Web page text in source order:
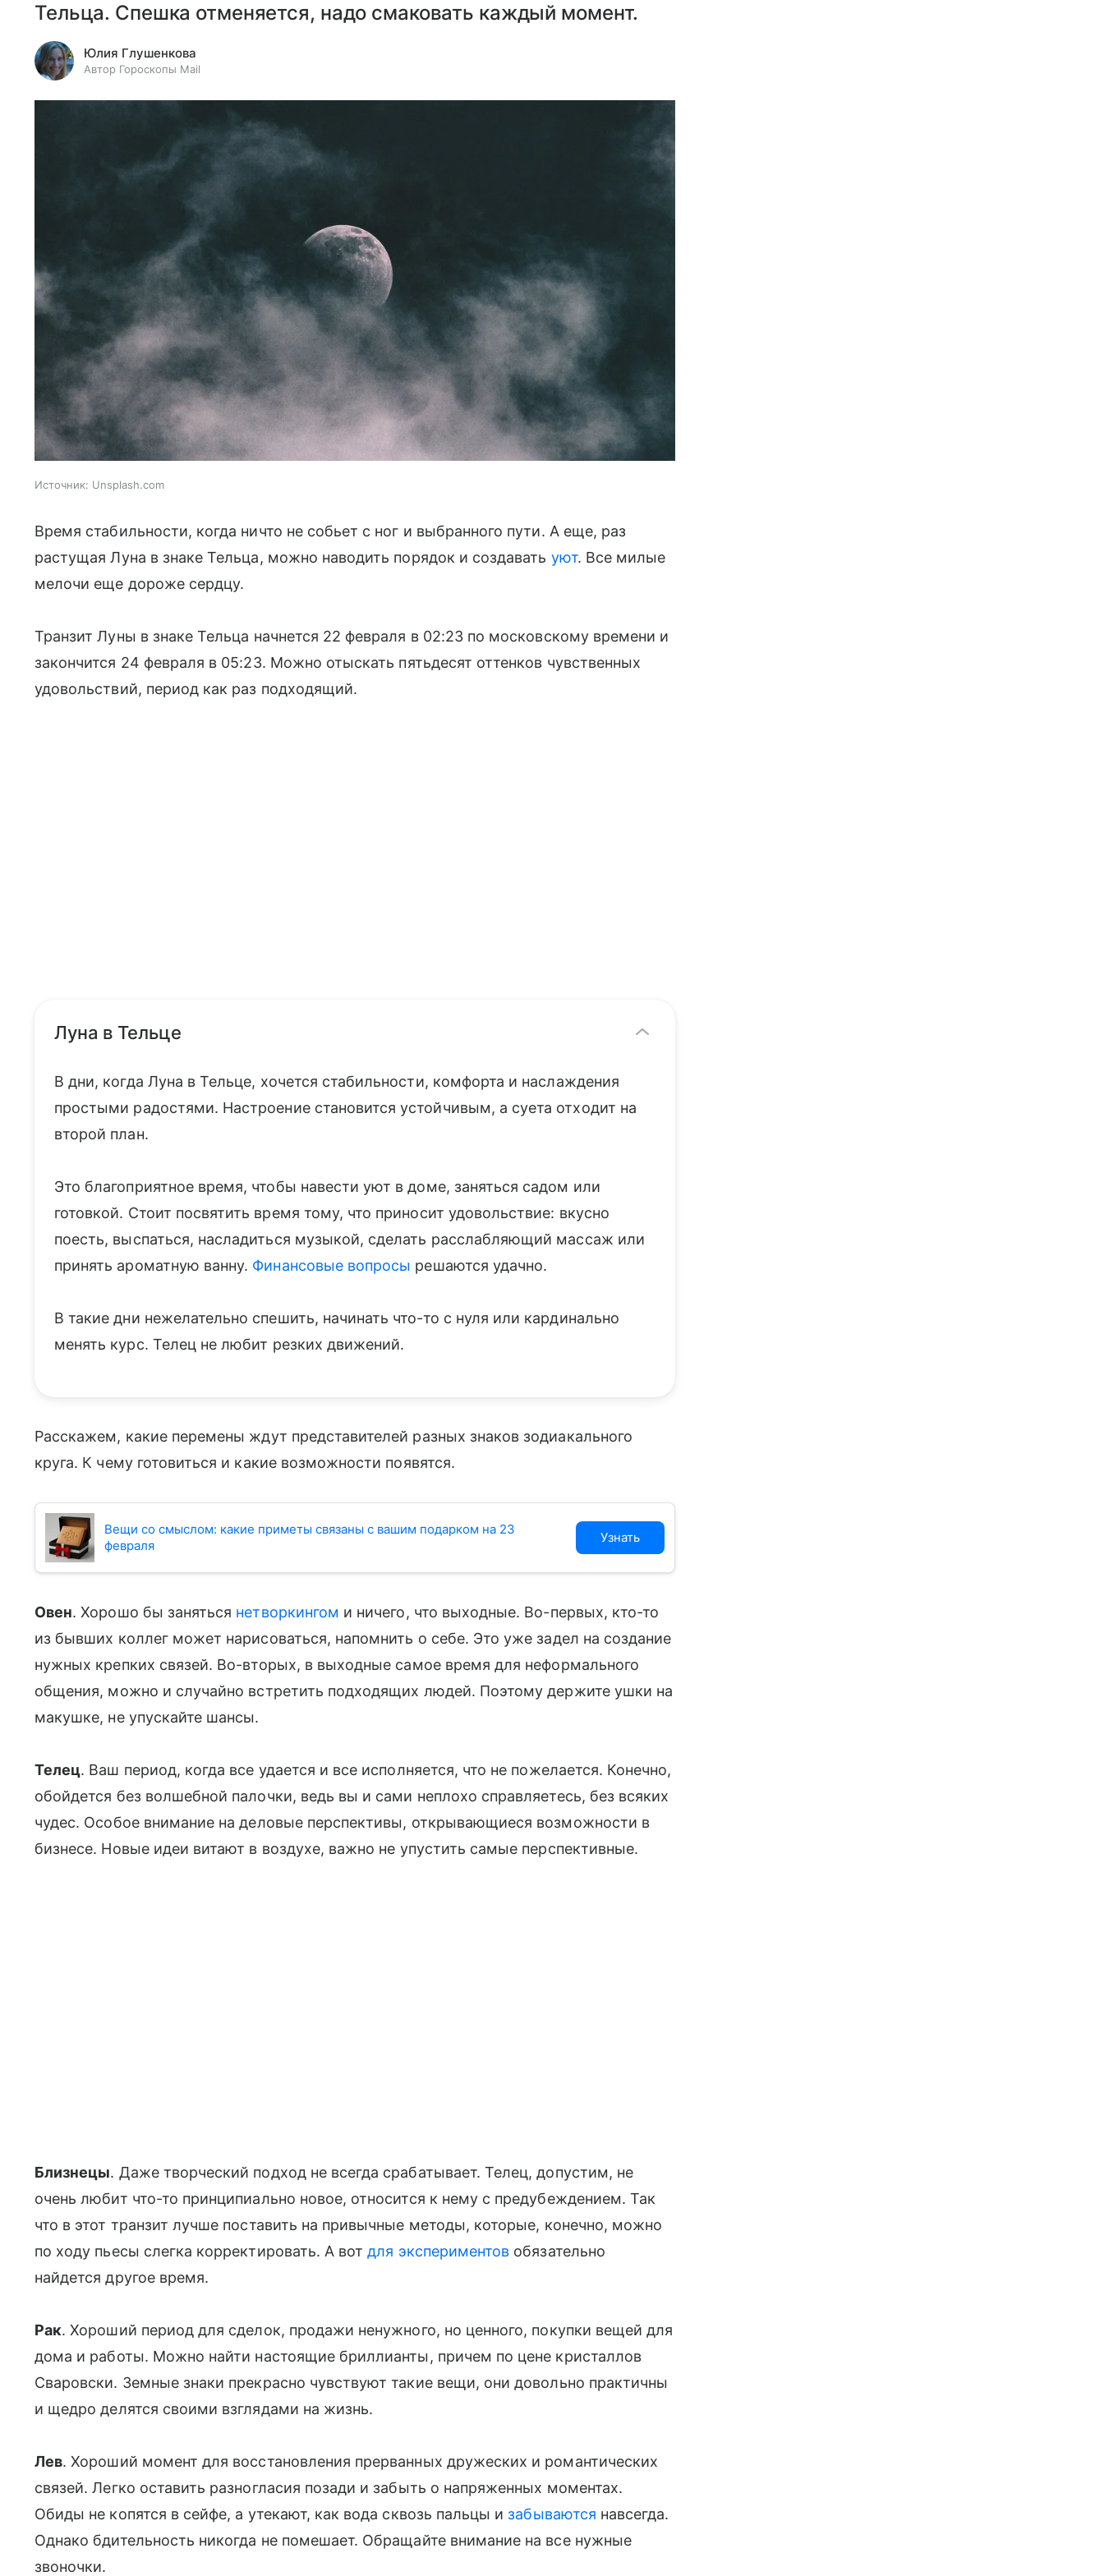
Тельца. Спешка отменяется, надо смаковать каждый момент.
Юлия Глушенкова
Автор Гороскопы Mail
Источник: Unsplash.com
Время стабильности, когда ничто не собьет с ног и выбранного пути. А еще, раз
растущая Луна в знаке Тельца, можно наводить порядок и создавать уют. Все милые
мелочи еще дороже сердцу.
Транзит Луны в знаке Тельца начнется 22 февраля в 02:23 по московскому времени и
закончится 24 февраля в 05:23. Можно отыскать пятьдесят оттенков чувственных
удовольствий, период как раз подходящий.
Луна в Тельце
В дни, когда Луна в Тельце, хочется стабильности, комфорта и наслаждения
простыми радостями. Настроение становится устойчивым, а суета отходит на
второй план.
Это благоприятное время, чтобы навести уют в доме, заняться садом или
готовкой. Стоит посвятить время тому, что приносит удовольствие: вкусно
поесть, выспаться, насладиться музыкой, сделать расслабляющий массаж или
принять ароматную ванну. Финансовые вопросы решаются удачно.
В такие дни нежелательно спешить, начинать что-то с нуля или кардинально
менять курс. Телец не любит резких движений.
Расскажем, какие перемены ждут представителей разных знаков зодиакального
круга. К чему готовиться и какие возможности появятся.
Вещи со смыслом: какие приметы связаны с вашим подарком на 23
февраля
Узнать
Овен. Хорошо бы заняться нетворкингом и ничего, что выходные. Во-первых, кто-то
из бывших коллег может нарисоваться, напомнить о себе. Это уже задел на создание
нужных крепких связей. Во-вторых, в выходные самое время для неформального
общения, можно и случайно встретить подходящих людей. Поэтому держите ушки на
макушке, не упускайте шансы.
Телец. Ваш период, когда все удается и все исполняется, что не пожелается. Конечно,
обойдется без волшебной палочки, ведь вы и сами неплохо справляетесь, без всяких
чудес. Особое внимание на деловые перспективы, открывающиеся возможности в
бизнесе. Новые идеи витают в воздухе, важно не упустить самые перспективные.
Близнецы. Даже творческий подход не всегда срабатывает. Телец, допустим, не
очень любит что-то принципиально новое, относится к нему с предубеждением. Так
что в этот транзит лучше поставить на привычные методы, которые, конечно, можно
по ходу пьесы слегка корректировать. А вотдля экспериментов обязательно
найдется другое время.
Рак. Хороший период для сделок, продажи ненужного, но ценного, покупки вещей для
дома и работы. Можно найти настоящие бриллианты, причем по цене кристаллов
Сваровски. Земные знаки прекрасно чувствуют такие вещи, они довольно практичны
и щедро делятся своими взглядами на жизнь.
Лев. Хороший момент для восстановления прерванных дружеских и романтических
связей. Легко оставить разногласия позади и забыть о напряженных моментах.
Обиды не копятся в сейфе, а утекают, как вода сквозь пальцы и забываются навсегда.
Однако бдительность никогда не помешает. Обращайте внимание на все нужные
звоночки.